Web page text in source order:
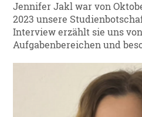
Jennifer Jakl war von
2023 unsere
Interview erzählt sie uns
Aufgabenbereichen und